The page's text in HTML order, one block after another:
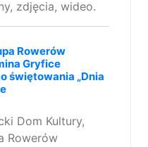
zdjęcia, wideo.
Rowerów
Gryfice
świętowania „Dnia
Dom Kultury,
Rowerów